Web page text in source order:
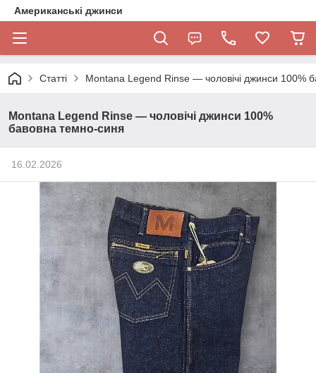
Американські джинси
Статті Montana Legend Rinse — чоловічі джинси 100%
Montana Legend Rinse — чоловічі джинси 100%
бавовна темно-синя
16.02.2026